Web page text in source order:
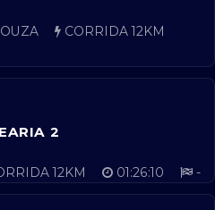
CORRIDA 12KM
2
12KM 01:26:10 -